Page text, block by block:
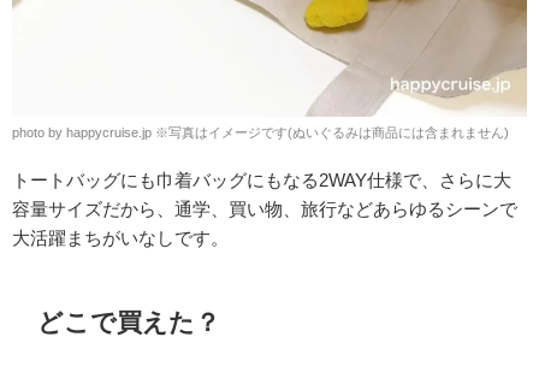
photo by happycruise.jp ※写真はイメージです(ぬいぐるみは商品には含まれません)
トートバッグにも巾着バッグにもなる2WAY仕様で、さらに大
容量サイズだから、通学、買い物、旅行などあらゆるシーンで
大活躍まちがいなしです。
どこで買えた？